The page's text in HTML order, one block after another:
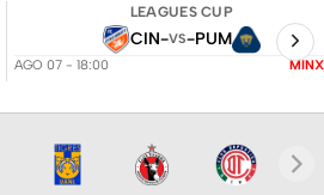
LEAGUES CUP
CIN-VS-PUM
AGO 07 - 18:00